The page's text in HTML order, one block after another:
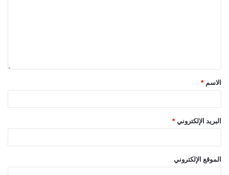
الاسم *
البريد الإلكتروني *
الموقع الإلكتروني